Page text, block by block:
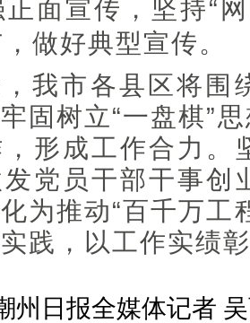
面宣传，坚持“
做好典型宣传。
我市各县区将围
固树立“一盘棋”
形成工作合力。
党员干部干事创
为推动“百千万工
践，以工作实绩
州日报全媒体记者